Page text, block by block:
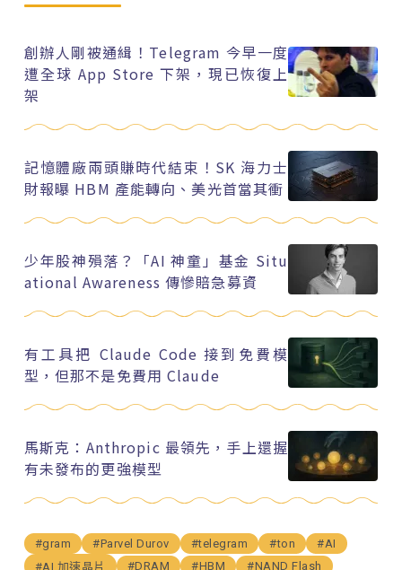
創辦人剛被通緝！Telegram 今早一度
遭全球 App Store 下架，現已恢復上
架
記憶體廠兩頭賺時代結束！SK 海力士
財報曝 HBM 產能轉向、美光首當其衝
少年股神殞落？「AI 神童」基金 Situ
ational Awareness 傳慘賠急募資
有工具把 Claude Code 接到免費模
型，但那不是免費用 Claude
馬斯克：Anthropic 最領先，手上還握
有未發布的更強模型
#gram #Parvel Durov #telegram #ton
#AI
#AI 加速晶片
#DRAM #HBM
#NAND Flash